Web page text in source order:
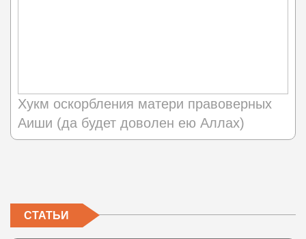
Хукм оскорбления матери правоверных
Аиши (да будет доволен ею Аллах)
СТАТЬИ